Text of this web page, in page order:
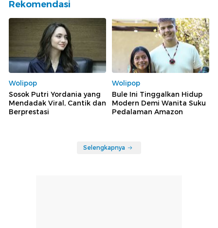
Rekomendasi
Wolipop
Sosok Putri Yordania yang
Mendadak Viral, Cantik dan
Berprestasi
Wolipop
Bule Ini Tinggalkan Hidup
Modern Demi Wanita Suku
Pedalaman Amazon
Selengkapnya